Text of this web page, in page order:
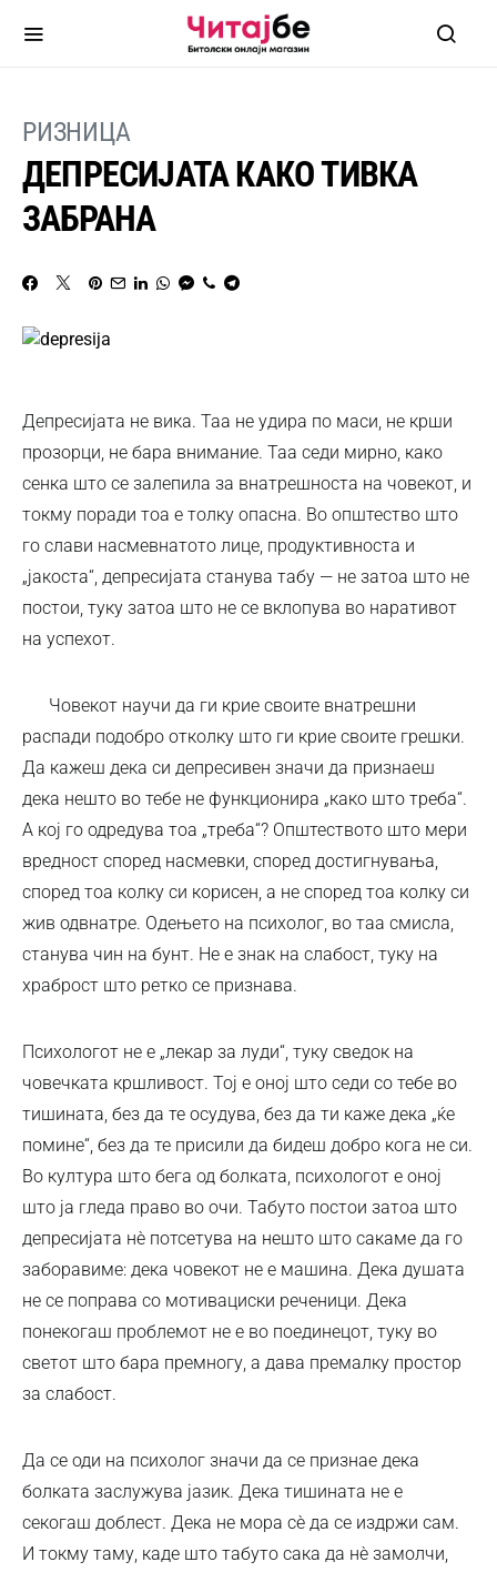
РИЗНИЦА
ДЕПРЕСИЈАТА КАКО ТИВКА
ЗАБРАНА
Депресијата не вика. Таа не удира по маси, не крши
прозорци, не бара внимание. Таа седи мирно, како
сенка што се залепила за внатрешноста на човекот, и
токму поради тоа е толку опасна. Во општество што
го слави насмевнатото лице, продуктивноста и
„јакоста“, депресијата станува табу — не затоа што не
постои, туку затоа што не се вклопува во наративот
на успехот.
Човекот научи да ги крие своите внатрешни
распади подобро отколку што ги крие своите грешки.
Да кажеш дека си депресивен значи да признаеш
дека нешто во тебе не функционира „како што треба“.
А кој го одредува тоа „треба“? Општеството што мери
вредност според насмевки, според достигнувања,
според тоа колку си корисен, а не според тоа колку си
жив одвнатре. Одењето на психолог, во таа смисла,
станува чин на бунт. Не е знак на слабост, туку на
храброст што ретко се признава.
Психологот не е „лекар за луди“, туку сведок на
човечката кршливост. Тој е оној што седи со тебе во
тишината, без да те осудува, без да ти каже дека „ќе
помине“, без да те присили да бидеш добро кога не си.
Во култура што бега од болката, психологот е оној
што ја гледа право во очи. Табуто постои затоа што
депресијата нè потсетува на нешто што сакаме да го
заборавиме: дека човекот не е машина. Дека душата
не се поправа со мотивациски реченици. Дека
понекогаш проблемот не е во поединецот, туку во
светот што бара премногу, а дава премалку простор
за слабост.
Да се оди на психолог значи да се признае дека
болката заслужува јазик. Дека тишината не е
секогаш доблест. Дека не мора сè да се издржи сам.
И токму таму, каде што табуто сака да нè замолчи,